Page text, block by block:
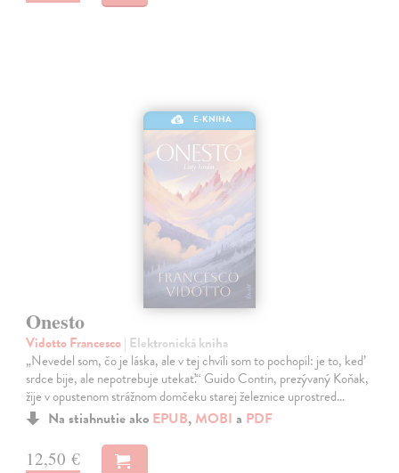
E-KNIHA
Onesto
Vidotto Francesco| Elektronická kniha
„Nevedel som, čo je láska, ale v tej chvíli som to pochopil: je to, keď
srdce bije, ale nepotrebuje utekať.“ Guido Contin, prezývaný Koňak,
žije v opustenom strážnom domčeku starej železnice uprostred…
Na stiahnutie ako EPUB, MOBI a PDF
12,50 €